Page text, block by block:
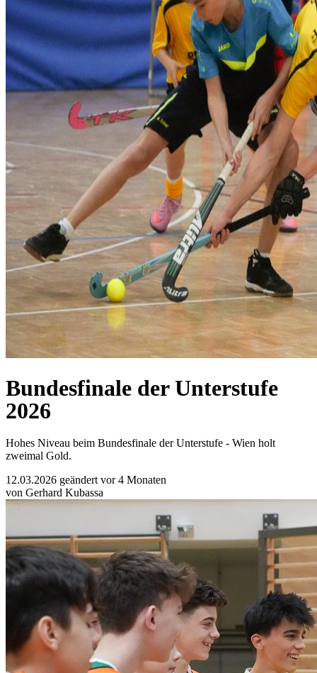
Bundesfinale der Unterstufe
2026
Hohes Niveau beim Bundesfinale der Unterstufe - Wien holt
zweimal Gold.
12.03.2026 geändert vor 4 Monaten
von Gerhard Kubassa